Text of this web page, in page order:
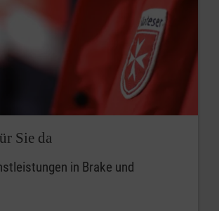
Sie da
in Brake und